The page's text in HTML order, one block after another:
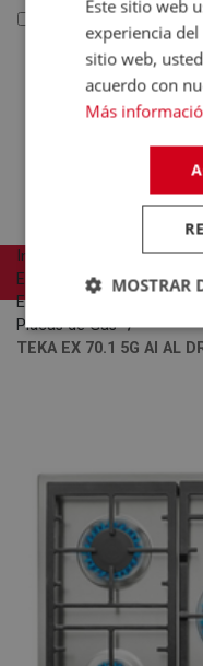
Reacondicionados y
Outlet
Tecnología
Inicio
Electrodomésticos
Encimeras
Placas de Gas
TEKA EX 70.1 5G AI AL
Este sitio web
experiencia
sitio web,
acuerdo con
Más
MOSTRAR